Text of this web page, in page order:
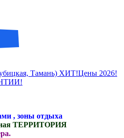
Тамань) ХИТ!Цены 2026!
, зоны отдыха
ТЕРРИТОРИЯ